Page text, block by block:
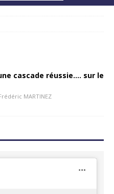
cascade réussie…. sur le
MARTINEZ